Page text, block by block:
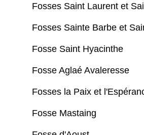
Fosses Saint Laurent et
Fosses Sainte Barbe et
Fosse Saint Hyacinthe
Fosse Aglaé Avaleresse
Fosses la Paix et
Fosse Mastaing